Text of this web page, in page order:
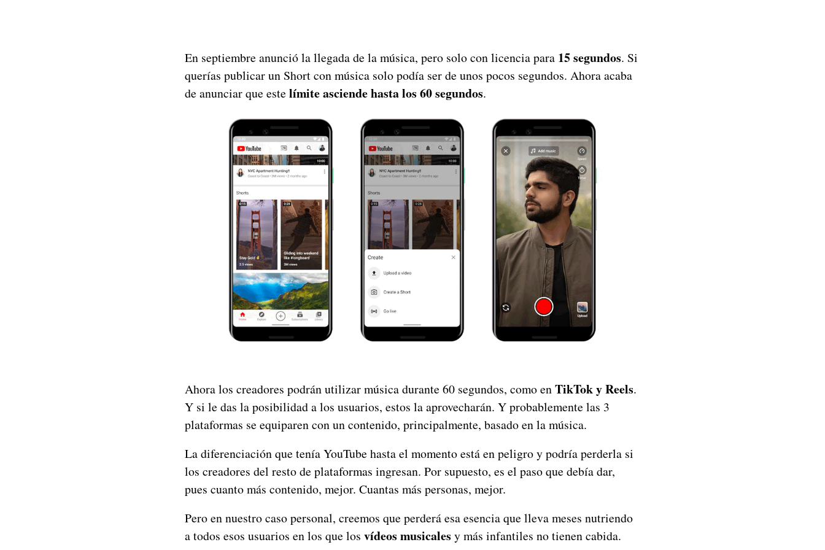
En septiembre anunció la llegada de la música, pero solo con licencia para 15 segundos. Si
querías publicar un Short con música solo podía ser de unos pocos segundos. Ahora acaba
de anunciar que este límite asciende hasta los 60 segundos.
Ahora los creadores podrán utilizar música durante 60 segundos, como enTikTok y Reels.
Y si le das la posibilidad a los usuarios, estos la aprovecharán. Y probablemente las 3
plataformas se equiparen con un contenido, principalmente, basado en la música.
La diferenciación que tenía YouTube hasta el momento está en peligro y podría perderla si
los creadores del resto de plataformas ingresan. Por supuesto, es el paso que debía dar,
pues cuanto más contenido, mejor. Cuantas más personas, mejor.
Pero en nuestro caso personal, creemos que perderá esa esencia que lleva meses nutriendo
a todos esos usuarios en los que los vídeos musicales y más infantiles no tienen cabida.